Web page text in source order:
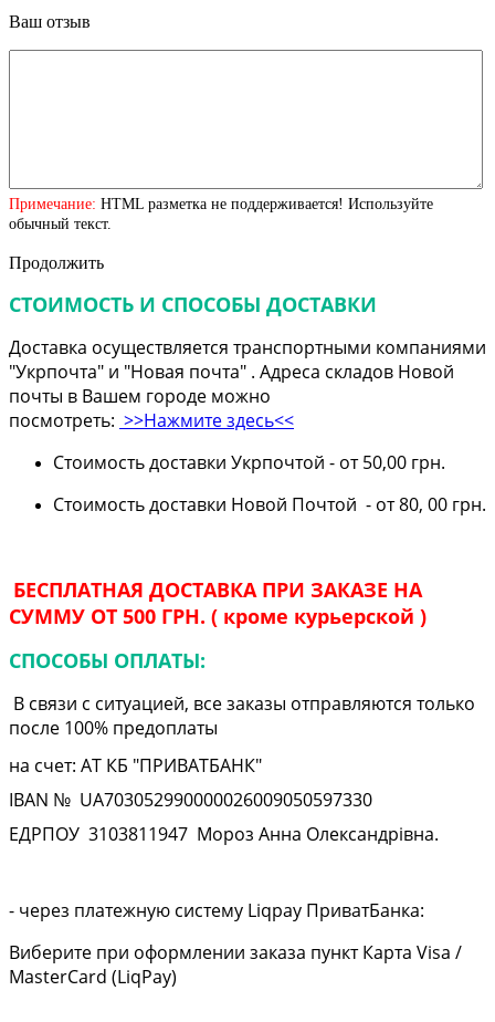
Ваш отзыв
Примечание: HTML разметка не поддерживается! Используйте
обычный текст.
Продолжить
СТОИМОСТЬ И СПОСОБЫ ДОСТАВКИ
Доставка осуществляется транспортными компаниями
"Укрпочта" и "Новая почта" . Адреса складов Новой
почты в Вашем городе можно
посмотреть: >>Нажмите здесь<<
Стоимость доставки Укрпочтой - от 50,00 грн.
Стоимость доставки Новой Почтой - от 80, 00 грн.
БЕСПЛАТНАЯ ДОСТАВКА ПРИ ЗАКАЗЕ НА
СУММУ ОТ 500 ГРН. ( кроме курьерской )
СПОСОБЫ ОПЛАТЫ:
В связи с ситуацией, все заказы отправляются только
после 100% предоплаты
на счет: АТ КБ "ПРИВАТБАНК"
IBAN № UA703052990000026009050597330
ЕДРПОУ 3103811947 Мороз Анна Олександрівна.
- через платежную систему Liqpay ПриватБанка:
Виберите при оформлении заказа пункт Карта Visa /
MasterCard (LiqPay)